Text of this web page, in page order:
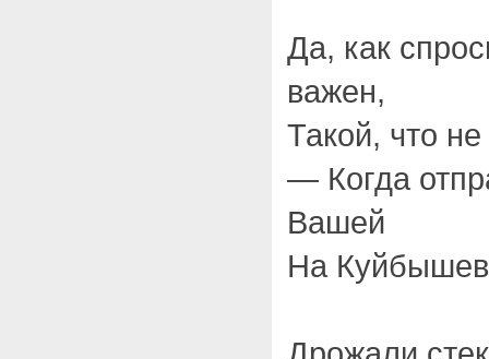
Да, как
важен,
Такой, что
— Когда
Вашей
На